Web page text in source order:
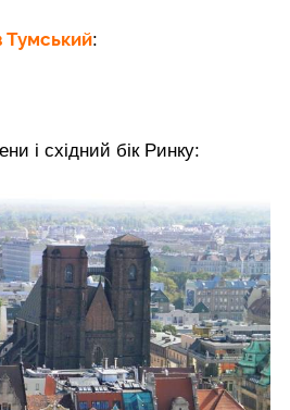
Тумський:
і східний бік Ринку: